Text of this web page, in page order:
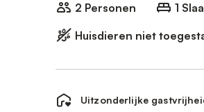
2 Personen 1
Huisdieren niet
Uitzonderlijke